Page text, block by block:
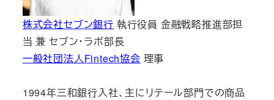
株式会社セブン銀行 執行役員 金融戦略推進部担
当 兼 セブン・ラボ部長
一般社団法人Fintech協会 理事
1994年三和銀行入社、主にリテール部門での商品